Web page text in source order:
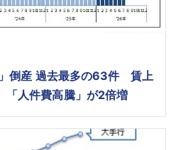
倒産 過去最多の63件 賃上
「人件費高騰」が2倍増